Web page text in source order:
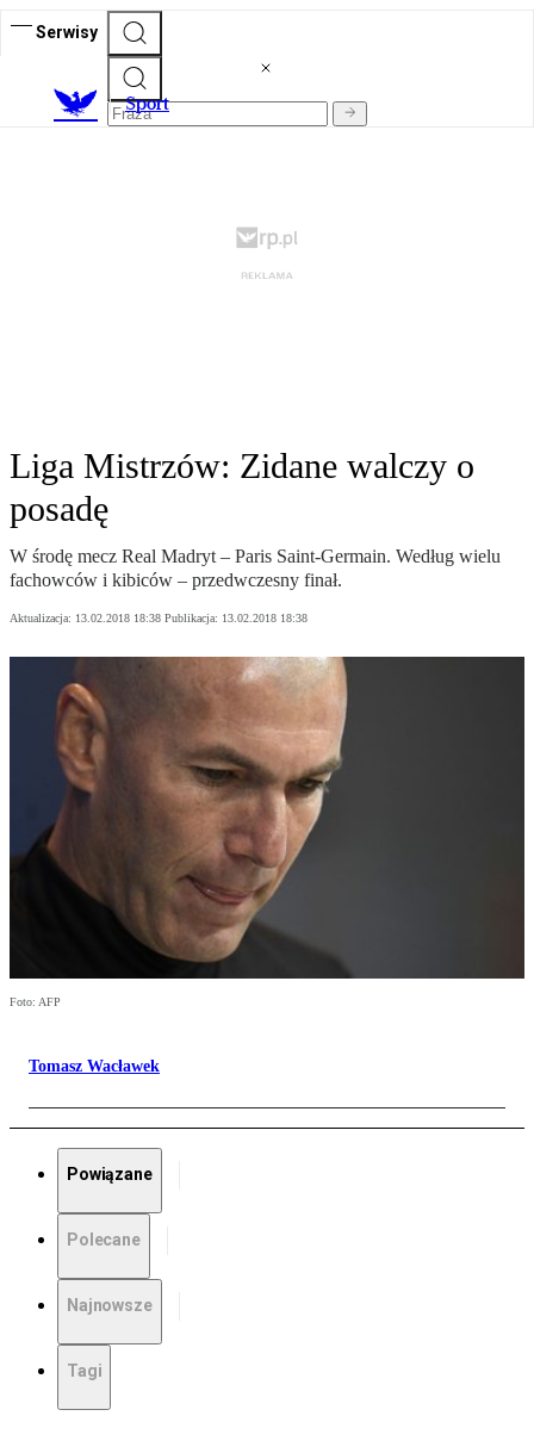
Serwisy
Sport
Liga Mistrzów: Zidane walczy o
posadę
W środę mecz Real Madryt – Paris Saint-Germain. Według wielu
fachowców i kibiców – przedwczesny finał.
Aktualizacja: 13.02.2018 18:38 Publikacja: 13.02.2018 18:38
Foto: AFP
Tomasz Wacławek
Powiązane
Polecane
Najnowsze
Tagi